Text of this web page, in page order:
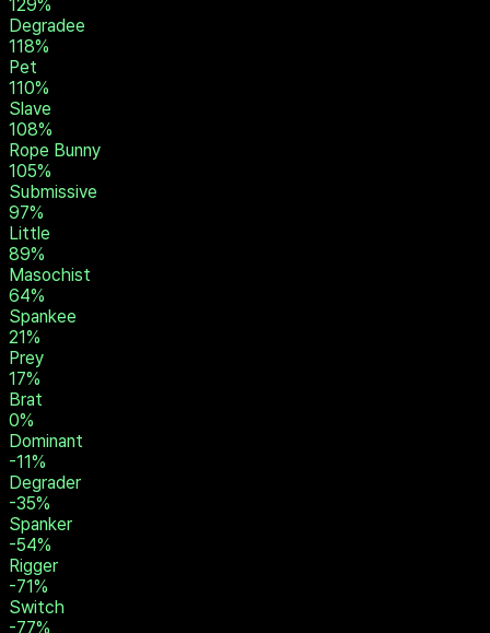
Age23~26歳
小便あひるはDegradeeタイプの可能性が高いです。
デグラディーは、屈辱的な状況に性的興奮を感じます。侮蔑
的な呼び名、恥ずかしい命令、屈辱的なシナリオによってさら
に興奮し、自分の恥ずかしい姿を見せることから快感を得ま
す。
小便あひるの性向分析表
129%
Degradee
118%
Pet
110%
Slave
108%
Rope Bunny
105%
Submissive
97%
Little
89%
Masochist
64%
Spankee
21%
Prey
17%
Brat
0%
Dominant
-11%